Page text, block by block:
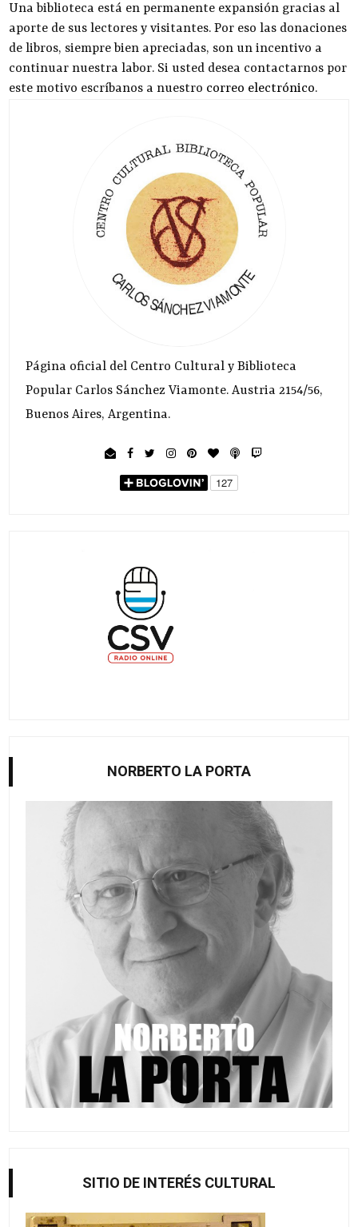
Una biblioteca está en permanente expansión gracias al
aporte de sus lectores y visitantes. Por eso las donaciones
de libros, siempre bien apreciadas, son un incentivo a
continuar nuestra labor. Si usted desea contactarnos por
este motivo escríbanos a nuestro correo electrónico.
Página oficial del Centro Cultural y Biblioteca
Popular Carlos Sánchez Viamonte. Austria 2154/56,
Buenos Aires, Argentina.
NORBERTO LA PORTA
SITIO DE INTERÉS CULTURAL